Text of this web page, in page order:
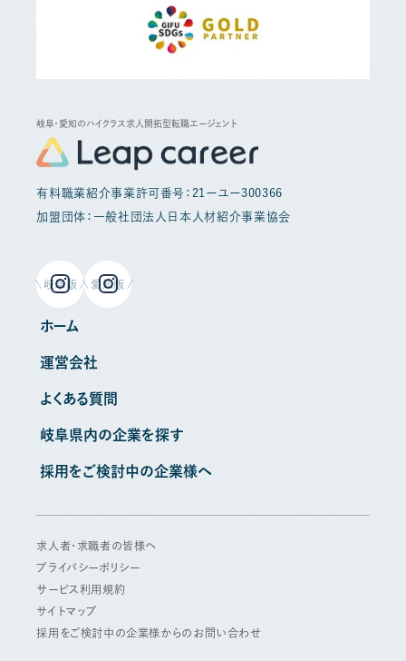
岐阜・愛知のハイクラス求人開拓型転職エージェント
有料職業紹介事業許可番号：21ーユー300366
加盟団体：一般社団法人日本人材紹介事業協会
岐阜版 愛知版
ホーム
運営会社
よくある質問
岐阜県内の企業を探す
採用をご検討中の企業様へ
求人者・求職者の皆様へ
プライバシーポリシー
サービス利用規約
サイトマップ
採用をご検討中の企業様からのお問い合わせ